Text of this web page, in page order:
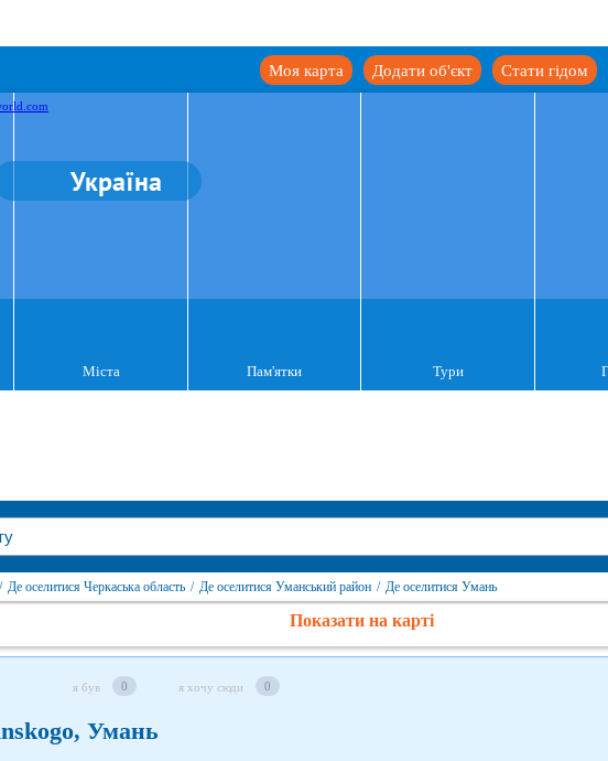
Стати гідом
Додати об'єкт
Моя карта
Україна
Міста Пам'ятки Тури
/ Де оселитися Черкаська область / Де оселитися Уманський район / Де оселитися Умань
Показати на карті
я був 0 я хочу сюди 0
Умань